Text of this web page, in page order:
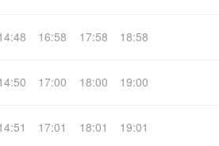
16:58 17:58 18:58
17:00 18:00 19:00
17:01 18:01 19:01